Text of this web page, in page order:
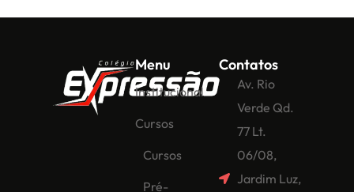
Menu
Institucional
Cursos
Cursos
Pré-
Contatos
Av. Rio
Verde Qd.
77 Lt.
06/08,
Jardim Luz,